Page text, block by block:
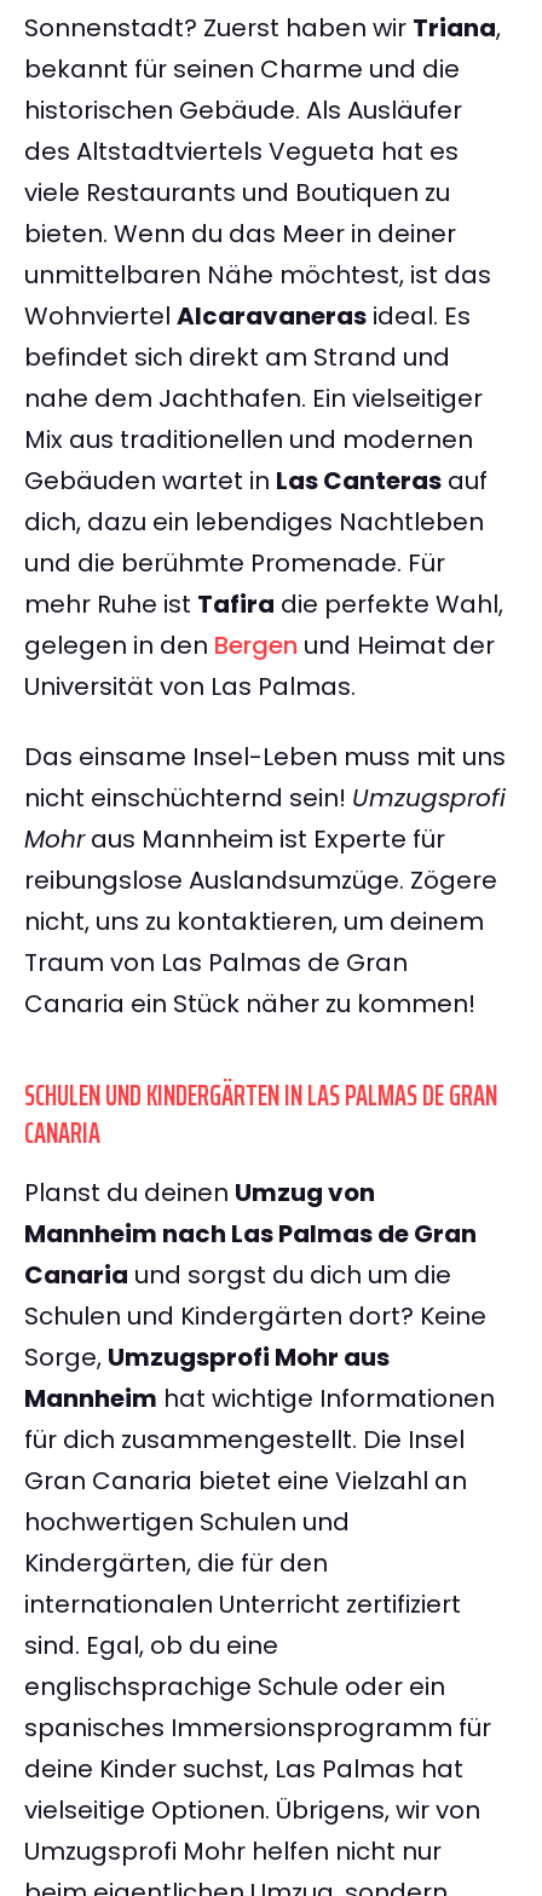
Sonnenstadt? Zuerst haben wir Triana,
bekannt für seinen Charme und die
historischen Gebäude. Als Ausläufer
des Altstadtviertels Vegueta hat es
viele Restaurants und Boutiquen zu
bieten. Wenn du das Meer in deiner
unmittelbaren Nähe möchtest, ist das
Wohnviertel Alcaravaneras ideal. Es
befindet sich direkt am Strand und
nahe dem Jachthafen. Ein vielseitiger
Mix aus traditionellen und modernen
Gebäuden wartet in Las Canteras auf
dich, dazu ein lebendiges Nachtleben
und die berühmte Promenade. Für
mehr Ruhe ist Tafira die perfekte Wahl,
gelegen in den Bergen und Heimat der
Universität von Las Palmas.
Das einsame Insel-Leben muss mit uns
nicht einschüchternd sein! Umzugsprofi
Mohraus Mannheim ist Experte für
reibungslose Auslandsumzüge. Zögere
nicht, uns zu kontaktieren, um deinem
Traum von Las Palmas de Gran
Canaria ein Stück näher zu kommen!
SCHULEN UND KINDERGÄRTEN IN LAS PALMAS DE GRAN
CANARIA
Planst du deinen Umzug von
Mannheim nach Las Palmas de Gran
Canaria und sorgst du dich um die
Schulen und Kindergärten dort? Keine
Sorge, Umzugsprofi Mohr aus
Mannheim hat wichtige Informationen
für dich zusammengestellt. Die Insel
Gran Canaria bietet eine Vielzahl an
hochwertigen Schulen und
Kindergärten, die für den
internationalen Unterricht zertifiziert
sind. Egal, ob du eine
englischsprachige Schule oder ein
spanisches Immersionsprogramm für
deine Kinder suchst, Las Palmas hat
vielseitige Optionen. Übrigens, wir von
Umzugsprofi Mohr helfen nicht nur